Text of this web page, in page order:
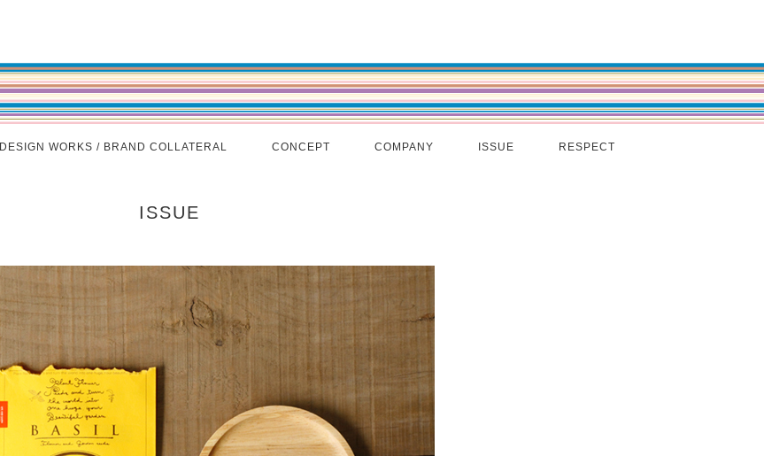
DESIGN WORKS / BRAND COLLATERAL CONCEPT COMPANY ISSUE RESPECT
ISSUE